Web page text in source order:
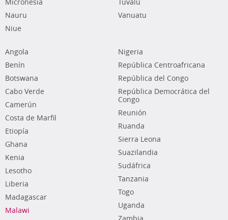
Micronesia
Nauru
Niue
Tuvalu
Vanuatu
Angola
Benín
Botswana
Cabo Verde
Camerún
Costa de Marfil
Etiopía
Ghana
Kenia
Lesotho
Liberia
Madagascar
Malawi
Nigeria
República Centroafricana
República del Congo
República Democrática del
Congo
Reunión
Ruanda
Sierra Leona
Suazilandia
Sudáfrica
Tanzania
Togo
Uganda